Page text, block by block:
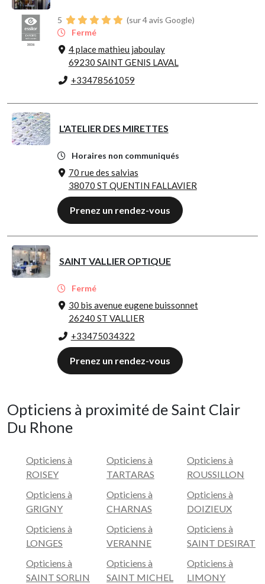
5
(sur 4 avis Google)
Fermé
4 place mathieu jaboulay
69230 SAINT GENIS LAVAL
+33478561059
L'ATELIER DES MIRETTES
Horaires non communiqués
70 rue des salvias
38070 ST QUENTIN FALLAVIER
Prenez un rendez-vous
SAINT VALLIER OPTIQUE
Fermé
30 bis avenue eugene buissonnet
26240 ST VALLIER
+33475034322
Prenez un rendez-vous
Opticiens à proximité de Saint Clair
Du Rhone
Opticiens à
ROISEY
Opticiens à
GRIGNY
Opticiens à
LONGES
Opticiens à
SAINT SORLIN
Opticiens à
TARTARAS
Opticiens à
CHARNAS
Opticiens à
VERANNE
Opticiens à
SAINT MICHEL
Opticiens à
ROUSSILLON
Opticiens à
DOIZIEUX
Opticiens à
SAINT DESIRAT
Opticiens à
LIMONY